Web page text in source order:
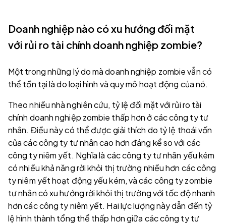
Doanh nghiệp nào có xu hướng đối mặt
với rủi ro tài chính doanh nghiệp zombie?
Một trong những lý do mà doanh nghiệp zombie vẫn có
thể tồn tại là do loại hình và quy mô hoạt động của nó.
Theo nhiều nhà nghiên cứu, tỷ lệ đối mặt với rủi ro tài
chính doanh nghiệp zombie thấp hơn ở các công ty tư
nhân. Điều này có thể được giải thích do tỷ lệ thoái vốn
của các công ty tư nhân cao hơn đáng kể so với các
công ty niêm yết. Nghĩa là các công ty tư nhân yếu kém
có nhiều khả năng rời khỏi thị trường nhiều hơn các công
ty niêm yết hoạt động yếu kém, và các công ty zombie
tư nhân có xu hướng rời khỏi thị trường với tốc độ nhanh
hơn các công ty niêm yết. Hai lực lượng này dẫn đến tỷ
lệ hình thành tổng thể thấp hơn giữa các công ty tư